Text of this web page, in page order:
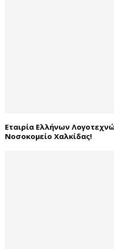
Εταιρία Ελλήνων
Νοσοκομείο Χαλκίδας!